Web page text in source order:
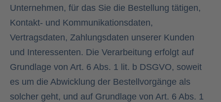
Unternehmen, für das Sie die Bestellung tätigen,
Kontakt- und Kommunikationsdaten,
Vertragsdaten, Zahlungsdaten unserer Kunden
und Interessenten. Die Verarbeitung erfolgt auf
Grundlage von Art. 6 Abs. 1 lit. b DSGVO, soweit
es um die Abwicklung der Bestellvorgänge als
solcher geht, und auf Grundlage von Art. 6 Abs. 1